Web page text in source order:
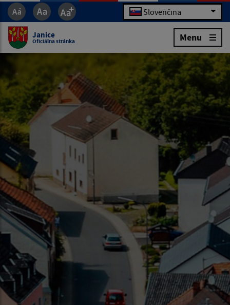
Slovenčina
Janice
Oficiálna stránka Menu